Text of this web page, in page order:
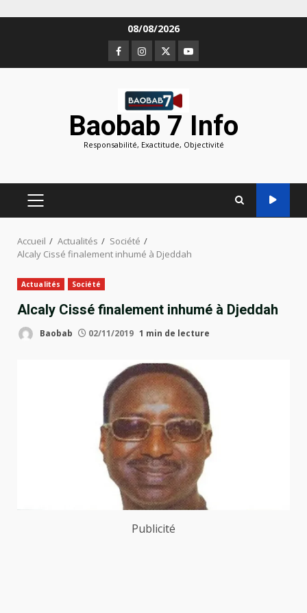
08/08/2026
Facebook
Instagram
TwitterYoutube
Baobab 7 Info
Responsabilité, Exactitude, Objectivité
MENU
PRINCIPAL
Accueil Actualités
Société
Alcaly Cissé finalement inhumé à Djeddah
Actualités Société
Alcaly Cissé finalement inhumé à Djeddah
Baobab 02/11/2019 1 min de lecture
Publicité